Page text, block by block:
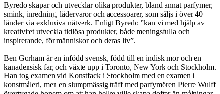
Byredo skapar och utvecklar olika produkter, bland annat parfymer,
smink, inredning, lädervaror och accessoarer, som säljs i över 40
länder via exklusiva nätverk. Enligt Byredo ”kan vi med hjälp av
kreativitet utveckla tidlösa produkter, både meningsfulla och
inspirerande, för människor och deras liv”.
Ben Gorham är en infödd svensk, född till en indisk mor och en
kanadensisk far, och växte upp i Toronto, New York och Stockholm.
Han tog examen vid Konstfack i Stockholm med en examen i
konstmåleri, men en slumpmässig träff med parfymören Pierre Wulff